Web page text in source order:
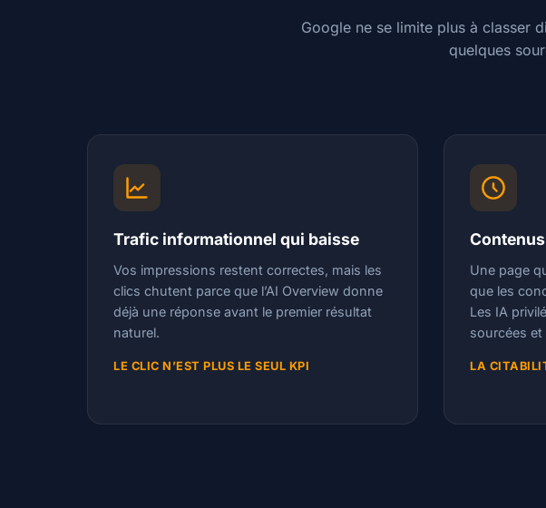
Google ne se limite plus à classer
quelques
Trafic informationnel qui baisse
Vos impressions restent correctes, mais les
clics chutent parce que l’AI Overview donne
déjà une réponse avant le premier résultat
naturel.
LE CLIC N’EST PLUS LE SEUL KPI
Une page
que les
Les IA
sourcées et
LA